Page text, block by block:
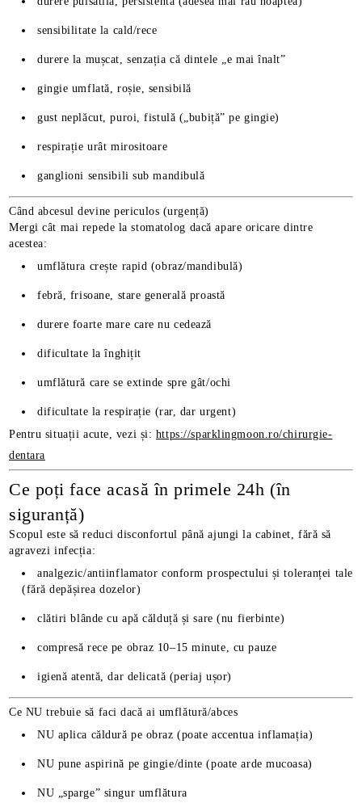
sensibilitate la cald/rece
durere la mușcat, senzația că dintele „e mai înalt”
gingie umflată, roșie, sensibilă
gust neplăcut, puroi, fistulă („bubiță” pe gingie)
respirație urât mirositoare
ganglioni sensibili sub mandibulă
Când abcesul devine periculos (urgență)
Mergi cât mai repede la stomatolog dacă apare oricare dintre
acestea:
umflătura crește rapid (obraz/mandibulă)
febră, frisoane, stare generală proastă
durere foarte mare care nu cedează
dificultate la înghițit
umflătură care se extinde spre gât/ochi
dificultate la respirație (rar, dar urgent)
Pentru situații acute, vezi și: https://sparklingmoon.ro/chirurgie-
dentara
Ce poți face acasă în primele 24h (în
siguranță)
Scopul este să reduci disconfortul până ajungi la cabinet, fără să
agravezi infecția:
analgezic/antiinflamator conform prospectului și toleranței tale
(fără depășirea dozelor)
clătiri blânde cu apă călduță și sare (nu fierbinte)
compresă rece pe obraz 10–15 minute, cu pauze
igienă atentă, dar delicată (periaj ușor)
Ce NU trebuie să faci dacă ai umflătură/abces
NU aplica căldură pe obraz (poate accentua inflamația)
NU pune aspirină pe gingie/dinte (poate arde mucoasa)
NU „sparge” singur umflătura